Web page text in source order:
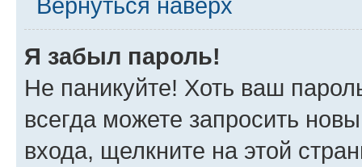
Я забыл пароль!
Не паникуйте! Хоть ваш
всегда можете запросить
входа, щелкните на этой